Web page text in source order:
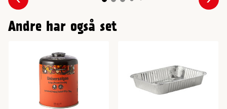
Forrige
Andre har også set